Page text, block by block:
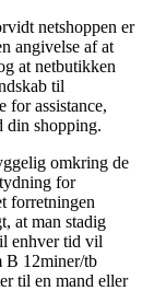
netshoppen er
angivelse af at
at netbutikken
til
for assistance,
din shopping.
omkring de
for
forretningen
at man stadig
enhver tid vil
B 12miner/tb
til en mand eller